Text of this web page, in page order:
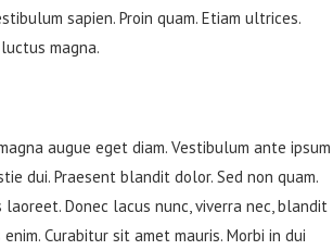
sapien. Proin quam. Etiam ultrices.
magna.
augue eget diam. Vestibulum ante ipsum
dui. Praesent blandit dolor. Sed non quam.
Donec lacus nunc, viverra nec, blandit
Curabitur sit amet mauris. Morbi in dui